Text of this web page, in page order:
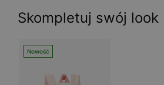
Skompletuj swój look
Nowość